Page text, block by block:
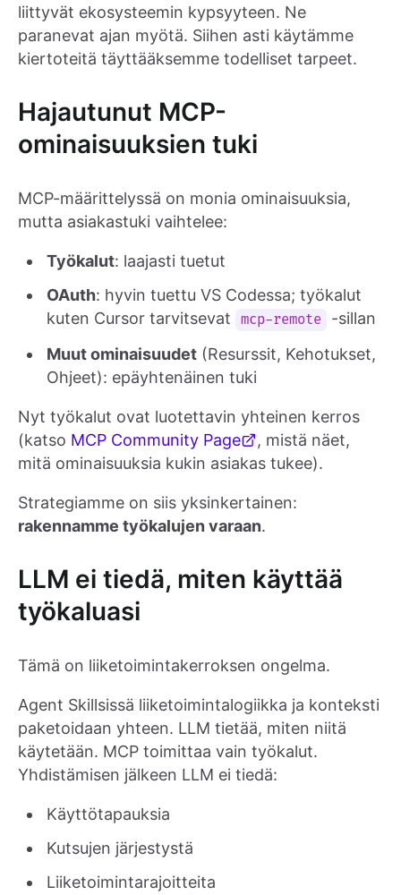
liittyvät ekosysteemin kypsyyteen. Ne
paranevat ajan myötä. Siihen asti käytämme
kiertoteitä täyttääksemme todelliset tarpeet.
Hajautunut MCP-
ominaisuuksien tuki
MCP-määrittelyssä on monia ominaisuuksia,
mutta asiakastuki vaihtelee:
Työkalut: laajasti tuetut
OAuth: hyvin tuettu VS Codessa; työkalut
kuten Cursor tarvitsevat
mcp-remote
-sillan
Muut ominaisuudet (Resurssit, Kehotukset,
Ohjeet): epäyhtenäinen tuki
Nyt työkalut ovat luotettavin yhteinen kerros
(katso MCP Community Page
, mistä näet,
mitä ominaisuuksia kukin asiakas tukee).
Strategiamme on siis yksinkertainen:
rakennamme työkalujen varaan.
LLM ei tiedä, miten käyttää
työkaluasi
Tämä on liiketoimintakerroksen ongelma.
Agent Skillsissä liiketoimintalogiikka ja konteksti
paketoidaan yhteen. LLM tietää, miten niitä
käytetään. MCP toimittaa vain työkalut.
Yhdistämisen jälkeen LLM ei tiedä:
Käyttötapauksia
Kutsujen järjestystä
Liiketoimintarajoitteita